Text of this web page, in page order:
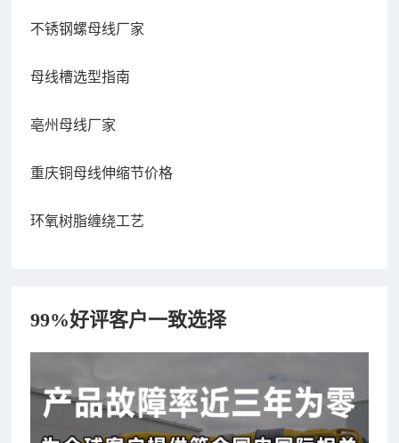
不锈钢螺母线厂家
母线槽选型指南
亳州母线厂家
重庆铜母线伸缩节价格
环氧树脂缠绕工艺
99%好评客户一致选择